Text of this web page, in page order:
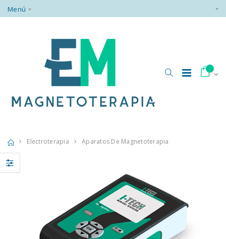
Menú
Electroterapia Aparatos De Magnetoterapia